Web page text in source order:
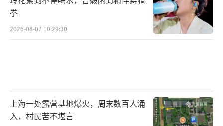
拳
2026-08-07 10:29:30
上海一处露营基地爆火，周末数百人涌
入，村民苦不堪言